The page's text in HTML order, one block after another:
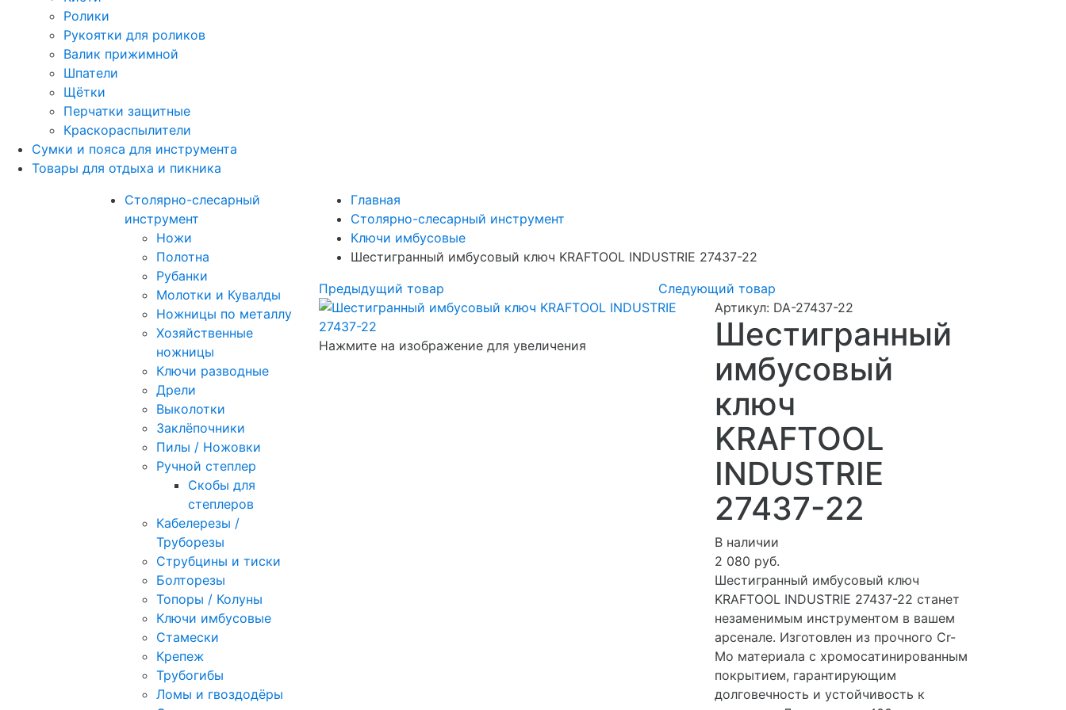
Ролики
Рукоятки для роликов
Валик прижимной
Шпатели
Щётки
Перчатки защитные
Краскораспылители
Сумки и пояса для инструмента
Товары для отдыха и пикника
Столярно-слесарный
инструмент
Ножи
Полотна
Рубанки
Молотки и Кувалды
Ножницы по металлу
Хозяйственные
ножницы
Ключи разводные
Дрели
Выколотки
Заклёпочники
Пилы / Ножовки
Ручной степлер
Скобы для
степлеров
Кабелерезы /
Труборезы
Струбцины и тиски
Болторезы
Топоры / Колуны
Ключи имбусовые
Стамески
Крепеж
Трубогибы
Ломы и гвоздодёры
Главная
Столярно-слесарный инструмент
Ключи имбусовые
Шестигранный имбусовый ключ KRAFTOOL INDUSTRIE 27437-22
Предыдущий товар
Следующий товар
Нажмите на изображение для увеличения
Артикул: DA-27437-22
Шестигранный
имбусовый
ключ
KRAFTOOL
INDUSTRIE
27437-22
В наличии
2 080 руб.
Шестигранный имбусовый ключ
KRAFTOOL INDUSTRIE 27437-22 станет
незаменимым инструментом в вашем
арсенале. Изготовлен из прочного Cr-
Mo материала с хромосатинированным
покрытием, гарантирующим
долговечность и устойчивость к